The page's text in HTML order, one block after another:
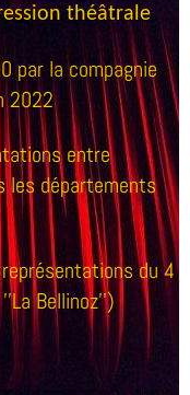
théâtrale
par la compagnie
2022
entre
les départements
du 4
Bellinoz'')